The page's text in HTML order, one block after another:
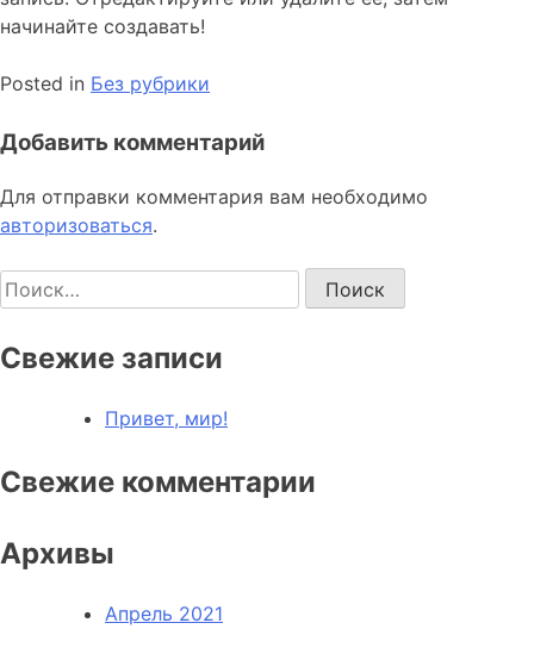
начинайте создавать!
Posted in Без рубрики
Добавить комментарий
Для отправки комментария вам необходимо
авторизоваться.
Найти:
Свежие записи
Привет, мир!
Свежие комментарии
Архивы
Апрель 2021